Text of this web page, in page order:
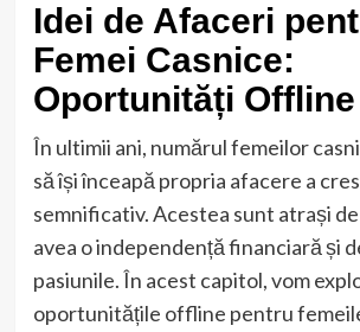
Idei de Afaceri
Femei Casnice:
Oportunități Offline
În ultimii ani, numărul femeilor
să își înceapă propria afacere a
semnificativ. Acestea sunt atrași de
avea o independență financiară și
pasiunile. În acest capitol, vom
oportunitățile offline pentru